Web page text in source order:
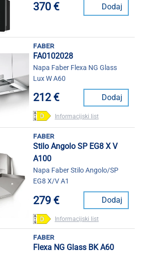
370 € Dodaj
faber
FA0102028
Napa Faber Flexa NG Glass
Lux W A60
212 € Dodaj
Informacijski list
faber
Stilo Angolo SP EG8 X V
A100
Napa Faber Stilo Angolo/SP
EG8 X/V A1
279 € Dodaj
Informacijski list
faber
Flexa NG Glass BK A60